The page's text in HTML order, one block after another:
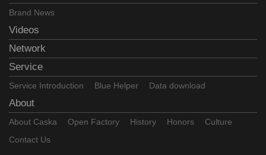
Brand News
Videos
Network
Service
Service Introduction Blue Helper Data download
About
About Caska Open Factory History Honors
Culture
Contact Us